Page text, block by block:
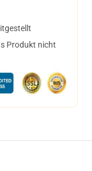
Produkt nicht